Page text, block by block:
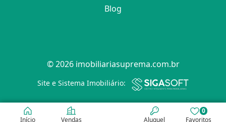
Filtro
Blog
© 2026 imobiliariasuprema.com.br
Site e Sistema Imobiliário:
Início Vendas Aluguel
0
Favoritos